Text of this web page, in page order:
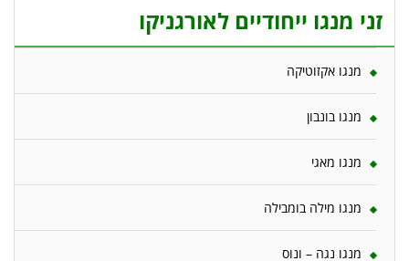
זני מנגו ייחודיים לאורגניקו
מנגו אקזוטיקה
מנגו בונבון
מנגו מאגי
מנגו מילה בומבילה
מנגו נגה – ונוס